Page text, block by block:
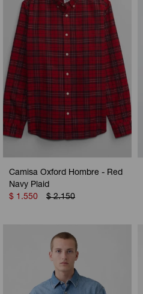
Camisa Oxford Hombre - Red
Navy Plaid
$ 1.550 $ 2.150
Camperas
Musculosas
Shorts
Vestidos y polleras
Pijamas
Calzas
Camperas
Chalecos
Shorts
Ropa interior
Polos
Camperas
Chalecos
Ropa interior
Pijamas
Camperas
Pijamas
Sets
Sets